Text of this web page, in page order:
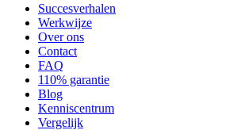
Succesverhalen
Werkwijze
Over ons
Contact
FAQ
110% garantie
Blog
Kenniscentrum
Vergelijk